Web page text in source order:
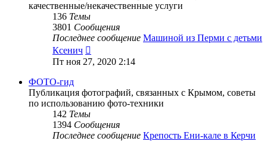
качественные/некачественные услуги
136 Темы
3801 Сообщения
Последнее сообщение Машиной из Перми с детьми
Ксенич
к
последнему
Пт ноя 27, 2020 2:14
ФОТО-гид
Публикация фотографий, связанных с Крымом, советы
по использованию фото-техники
142 Темы
1394 Сообщения
Последнее сообщение Крепость Ени-кале в Керчи